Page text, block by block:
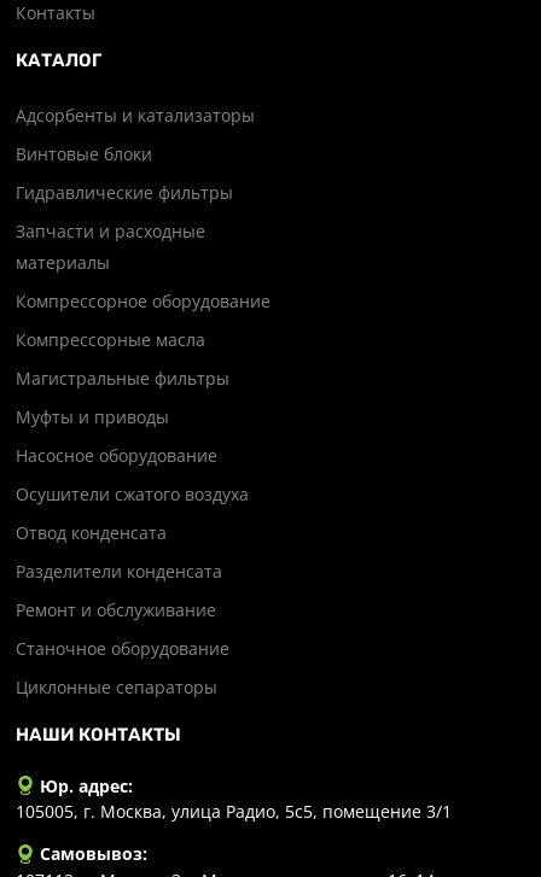
Контакты
КАТАЛОГ
Адсорбенты и катализаторы
Винтовые блоки
Гидравлические фильтры
Запчасти и расходные
материалы
Компрессорное оборудование
Компрессорные масла
Магистральные фильтры
Муфты и приводы
Насосное оборудование
Осушители сжатого воздуха
Отвод конденсата
Разделители конденсата
Ремонт и обслуживание
Станочное оборудование
Циклонные сепараторы
НАШИ КОНТАКТЫ
Юр. адрес:
105005, г. Москва, улица Радио, 5с5, помещение 3/1
Самовывоз: